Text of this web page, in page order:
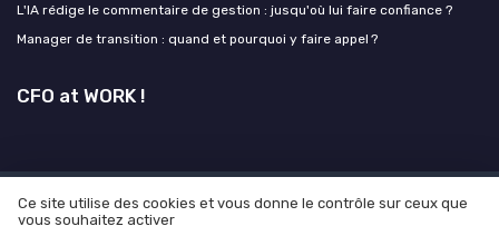
L'IA rédige le commentaire de gestion : jusqu'où lui faire confiance ?
Manager de transition : quand et pourquoi y faire appel ?
CFO at WORK !
Mentions légales Politique de confidentialité
Grande
enquête 2025 sur l' IA et les directions financières
Ce site utilise des cookies et vous donne le contrôle sur ceux que
vous souhaitez activer